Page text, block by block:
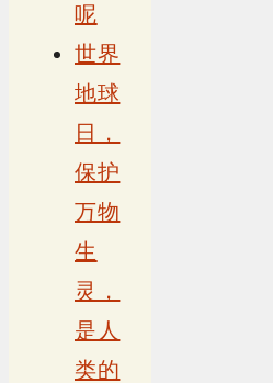
呢
世界
地球
日，
保护
万物
生
灵，
是人
类的